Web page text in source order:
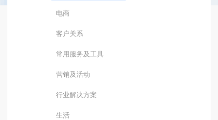
电商
客户关系
常用服务及工具
营销及活动
行业解决方案
生活